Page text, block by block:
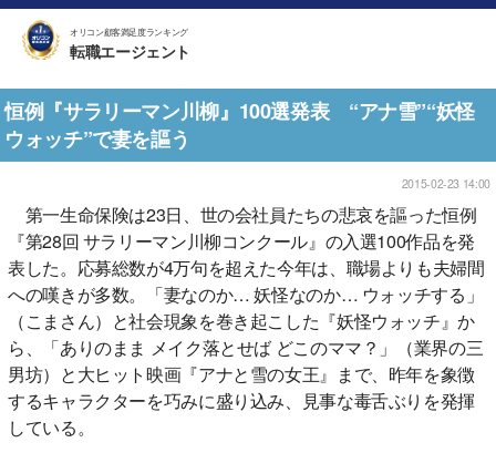
オリコン顧客満足度ランキング
転職エージェント
恒例『サラリーマン川柳』100選発表 “アナ雪”“妖怪
ウォッチ”で妻を謳う
2015-02-23 14:00
第一生命保険は23日、世の会社員たちの悲哀を謳った恒例
『第28回 サラリーマン川柳コンクール』の入選100作品を発
表した。応募総数が4万句を超えた今年は、職場よりも夫婦間
への嘆きが多数。「妻なのか… 妖怪なのか… ウォッチする」
（こまさん）と社会現象を巻き起こした『妖怪ウォッチ』か
ら、「ありのまま メイク落とせば どこのママ？」（業界の三
男坊）と大ヒット映画『アナと雪の女王』まで、昨年を象徴
するキャラクターを巧みに盛り込み、見事な毒舌ぶりを発揮
している。